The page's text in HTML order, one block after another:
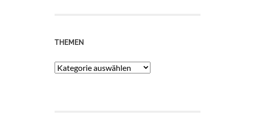
THEMEN
Themen